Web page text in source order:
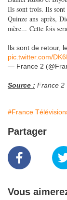
Ils sont trois. Ils
Quinze ans après,
mère... Cette fois
Ils sont de retour,
pic.twitter.com/
— France 2
Source : France 2
#France
Partager
Vous